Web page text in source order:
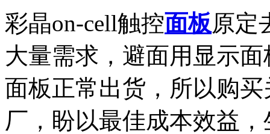
彩晶on-cell触控面板原定
大量需求，避面用显示
面板正常出货，所以购
厂，盼以最佳成本效益